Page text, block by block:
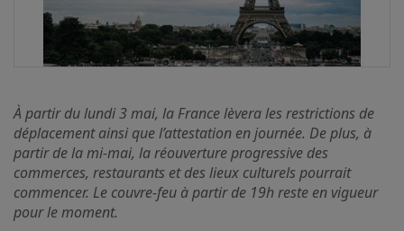
À partir du lundi 3 mai, la France lèvera les restrictions de
déplacementainsi quel’attestation en journée. De plus, à
partir de la mi-mai, la réouvertureprogressive des
commerces, restaurants etdes lieux culturels pourrait
commencer. Le couvre-feu à partir de 19h reste en vigueur
pour le moment.